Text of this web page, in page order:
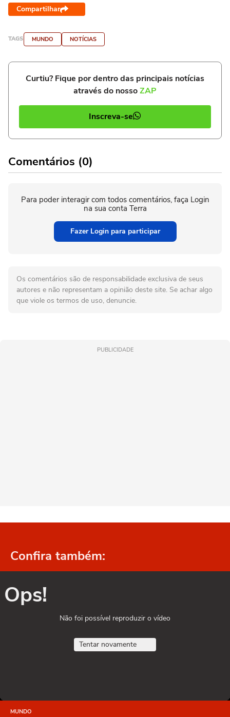
Compartilhar
TAGS MUNDO NOTÍCIAS
Curtiu? Fique por dentro das principais notícias
através do nossoZAP
Inscreva-se
Comentários (0)
Para poder interagir com todos comentários, faça Login
na sua conta Terra
Fazer Login para participar
Os comentários são de responsabilidade exclusiva de seus
autores e não representam a opinião deste site. Se achar algo
que viole os termos de uso, denuncie.
PUBLICIDADE
Confira também:
Ops!
Não foi possível reproduzir o vídeo
Tentar novamente
MUNDO